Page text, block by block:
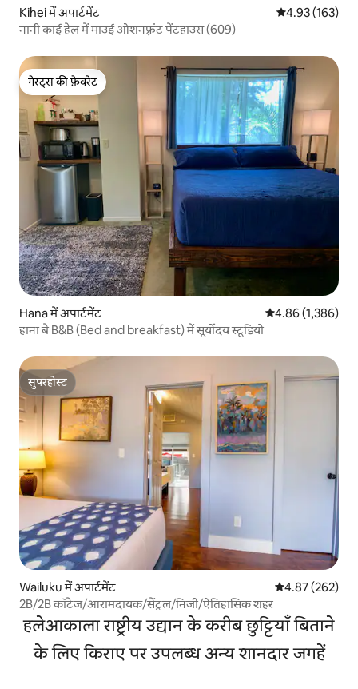
Kihei में अपार्टमेंट औसत रेटिंग 5 में से
4.93 (163)
नानी काई हेल में माउई ओशनफ़्रंट पेंटहाउस (609)
गेस्ट्स की फ़ेवरेट
गेस्ट्स की फ़ेवरेट
Hana में अपार्टमेंट औसत रेटिंग 5 में से
4.86 (1,386)
हाना बे B&B (Bed and breakfast) में सूर्योदय स्टूडियो
सुपरहोस्ट
सुपरहोस्ट
Wailuku में अपार्टमेंट औसत रेटिंग 5 में से
4.87 (262)
2B/2B कॉटेज/आरामदायक/सेंट्रल/निजी/ऐतिहासिक शहर
हलेआकाला राष्ट्रीय उद्यान के करीब छुट्टियाँ बिताने
के लिए किराए पर उपलब्ध अन्य शानदार जगहें